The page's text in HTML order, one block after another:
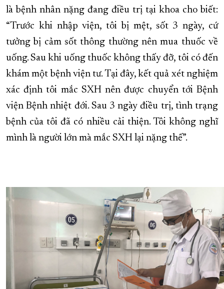
là bệnh nhân nặng đang điều trị tại khoa cho biết:
“Trước khi nhập viện, tôi bị mệt, sốt 3 ngày, cứ
tưởng bị cảm sốt thông thường nên mua thuốc về
uống. Sau khi uống thuốc không thấy đỡ, tôi có đến
khám một bệnh viện tư. Tại đây, kết quả xét nghiệm
xác định tôi mắc SXH nên được chuyển tới Bệnh
viện Bệnh nhiệt đới. Sau 3 ngày điều trị, tình trạng
bệnh của tôi đã có nhiều cải thiện. Tôi không nghĩ
mình là người lớn mà mắc SXH lại nặng thế”.